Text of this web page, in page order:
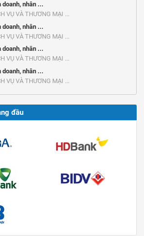
doanh, nhân ...
VỤ VÀ THƯƠNG MẠI ...
doanh, nhân ...
VỤ VÀ THƯƠNG MẠI ...
doanh, nhân ...
VỤ VÀ THƯƠNG MẠI ...
doanh, nhân ...
VỤ VÀ THƯƠNG MẠI ...
đầu